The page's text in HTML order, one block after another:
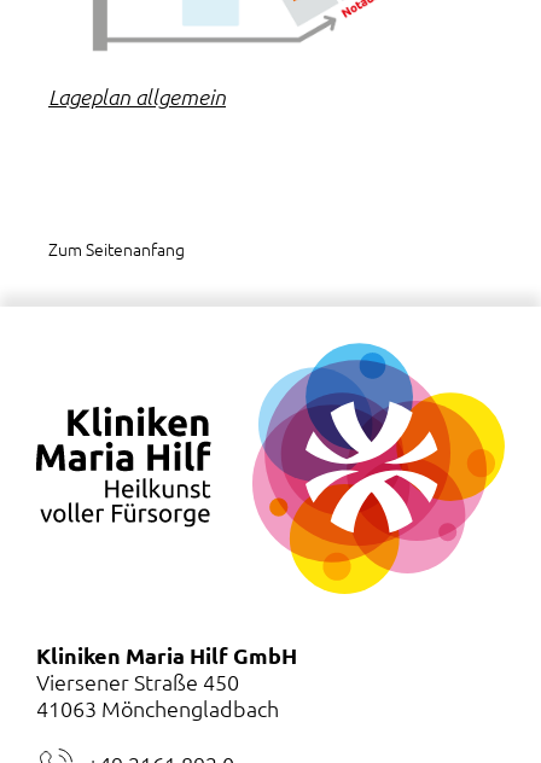
Lageplan allgemein
Zum Seitenanfang
Kliniken Maria Hilf GmbH
Viersener Straße 450
41063 Mönchengladbach